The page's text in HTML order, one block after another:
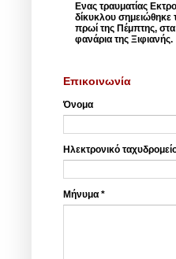
Ενας τραυματίας
δίκυκλου σημειώθηκε
πρωί της Πέμπτης, στα
φανάρια της Ξιφιανής.
Επικοινωνία
Όνομα
Ηλεκτρονικό
Μήνυμα *